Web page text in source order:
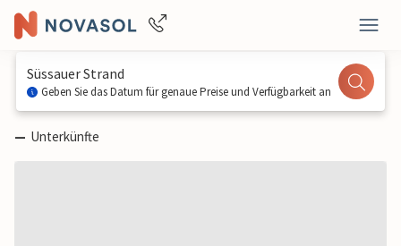
Süssauer Strand
Geben Sie das Datum für genaue Preise und Verfügbarkeit an
— Unterkünfte